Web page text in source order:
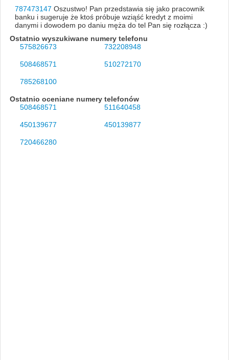
787473147 Oszustwo! Pan przedstawia się jako pracownik
banku i sugeruje że ktoś próbuje wziąść kredyt z moimi
danymi i dowodem po daniu męża do tel Pan się rozłącza :)
Ostatnio wyszukiwane numery telefonu
575826673
732208948
508468571 510272170
785268100
Ostatnio oceniane numery telefonów
508468571
511640458
450139677 450139877
720466280